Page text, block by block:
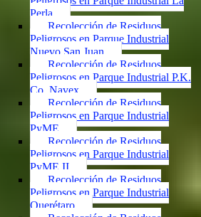
Perla
Recolección de Residuos
Peligrosos en Parque Industrial
Nuevo San Juan
Recolección de Residuos
Peligrosos en Parque Industrial P.K.
Co. Navex
Recolección de Residuos
Peligrosos en Parque Industrial
PyME
Recolección de Residuos
Peligrosos en Parque Industrial
PyME II
Recolección de Residuos
Peligrosos en Parque Industrial
Querétaro